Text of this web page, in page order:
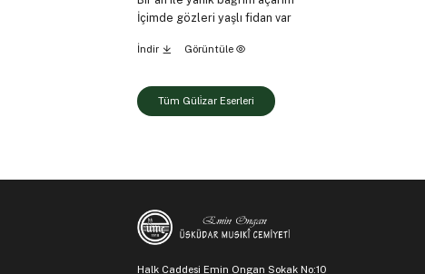
İçimde gözleri yaşlı fidan var
İndir Görüntüle
Tüm Güli̇zar Eserleri
Halk Caddesi Emin Ongan Sokak No:10